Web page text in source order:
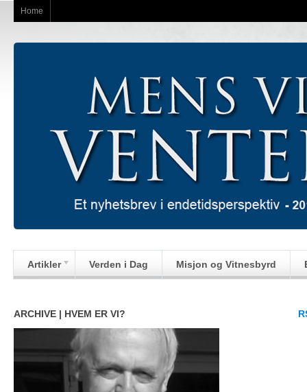
Home
Artikler Verden i Dag Misjon og Vitnesbyrd
ARCHIVE | HVEM ER VI?